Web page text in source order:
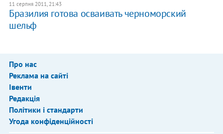
11 серпня 2011, 21:43
Бразилия готова осваивать черноморский
шельф
Про нас
Реклама на сайті
Івенти
Редакція
Політики і стандарти
Угода конфіденційності